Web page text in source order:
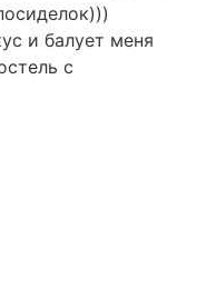
и балует меня
с